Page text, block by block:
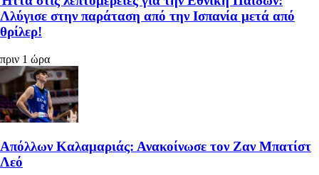
Λλύγισε στην παράταση από την Ισπανία μετά από
θρίλερ!
πριν 1 ώρα
Απόλλων Καλαμαριάς: Ανακοίνωσε τον Ζαν Μπατίστ
Λεό